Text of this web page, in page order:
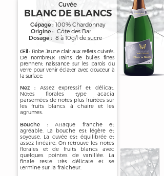
Cuvée
BLANC DE BLANCS
Cépage :
Origine :
Dosage :
100% Chardonnay
Côte des Bar
8 à 10g/l de sucre
Œil :Robe Jaune clair aux reflets cuivrés.
De nombreux trains de bulles fines
prennent naissance sur les parois du
verre pour venir éclater avec douceur à
la surface.
Nez :Assez expressif et délicat.
Notes florales type acacia
parsemées de notes plus fruitées sur
les fruits blancs à chaire et les
agrumes.
Bouche :Attaque franche et
agréable. La bouche est légère et
soyeuse. La cuvée est équilibrée et
assez linéaire. On retrouve les notes
florales et de fruits blancs avec
quelques pointes de vanillée. La
finale reste très délicate et se
termine sur la fraicheur.